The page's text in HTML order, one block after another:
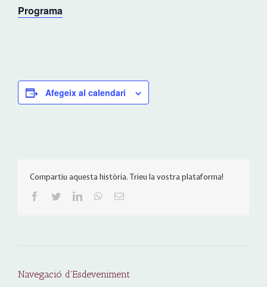
Programa
Afegeix al calendari
Compartiu aquesta història. Trieu la vostra plataforma!
Facebook
TwitterLinkedInWhatsApp
Email:
Navegació d'Esdeveniment